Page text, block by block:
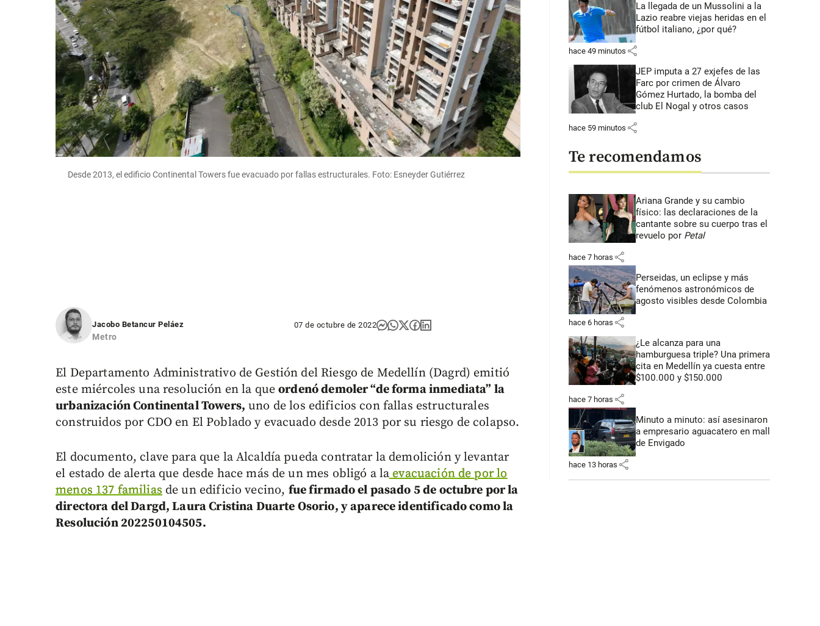
Desde 2013, el edificio Continental Towers fue evacuado por fallas estructurales. Foto: Esneyder Gutiérrez
Jacobo Betancur Peláez
Metro
07 de octubre de 2022
El Departamento Administrativo de Gestión del Riesgo de Medellín (Dagrd) emitió
este miércoles una resolución en la queordenó demoler “de forma inmediata” la
urbanización Continental Towers, uno de los edificios con fallas estructurales
construidos por CDO en El Poblado y evacuado desde 2013 por su riesgo de colapso.
El documento, clave para que la Alcaldía pueda contratar la demolición y levantar
el estado de alerta que desde hace más de un mes obligó a laevacuación de por lo
menos 137 familiasde un edificio vecino, fue firmado el pasado 5 de octubre por la
directora del Dargd, Laura Cristina Duarte Osorio, y aparece identificado como la
Resolución 202250104505.
La llegada de un Mussolini a la
Lazio reabre viejas heridas en el
fútbol italiano, ¿por qué?
hace 49 minutos share
JEP imputa a 27 exjefes de las
Farc por crimen de Álvaro
Gómez Hurtado, la bomba del
club El Nogal y otros casos
hace 59 minutos share
Te recomendamos
Ariana Grande y su cambio
físico: las declaraciones de la
cantante sobre su cuerpo tras el
revuelo por Petal
hace 7 horas share
Perseidas, un eclipse y más
fenómenos astronómicos de
agosto visibles desde Colombia
hace 6 horas share
¿Le alcanza para una
hamburguesa triple? Una primera
cita en Medellín ya cuesta entre
$100.000 y $150.000
hace 7 horas share
Minuto a minuto: así asesinaron
a empresario aguacatero en mall
de Envigado
hace 13 horas share